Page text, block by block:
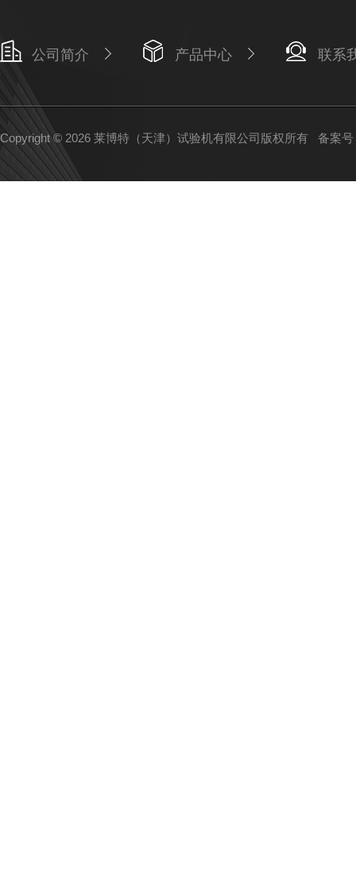
公司简介 产品中心 联系
Copyright © 2026 莱博特（天津）试验机有限公司版权所有 备案号